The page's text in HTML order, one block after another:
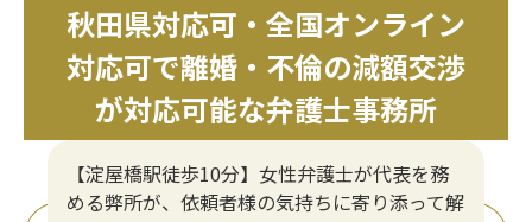
秋田県対応可・全国オンライン
対応可で離婚・不倫の減額交渉
が対応可能な弁護士事務所
【淀屋橋駅徒歩10分】女性弁護士が代表を務
める弊所が、依頼者様の気持ちに寄り添って解